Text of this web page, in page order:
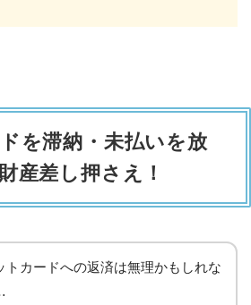
を滞納・未払いを放
産差し押さえ！
トカードへの返済は無理かもしれな